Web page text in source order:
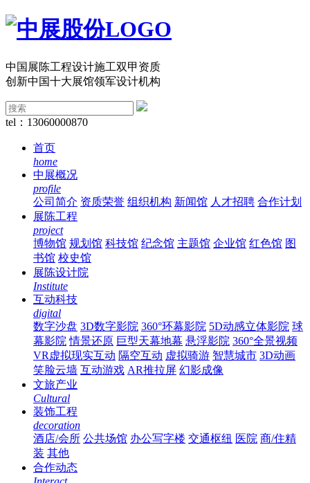
中国展陈工程设计施工双甲资质
创新中国十大展馆领军设计机构
tel：13060000870
首页
home
中展概况
profile
公司简介 资质荣誉 组织机构 新闻馆 人才招聘 合作计划
展陈工程
project
博物馆 规划馆 科技馆 纪念馆 主题馆 企业馆 红色馆 图
书馆 校史馆
展陈设计院
Institute
互动科技
digital
数字沙盘 3D数字影院 360°环幕影院 5D动感立体影院 球
幕影院 情景还原 巨型天幕地幕 悬浮影院 360°全景视频
VR虚拟现实互动 隔空互动 虚拟骑游 智慧城市 3D动画
笑脸云墙 互动游戏 AR推拉屏 幻影成像
文旅产业
Cultural
装饰工程
decoration
酒店/会所 公共场馆 办公写字楼 交通枢纽 医院 商/住精
装 其他
合作动态